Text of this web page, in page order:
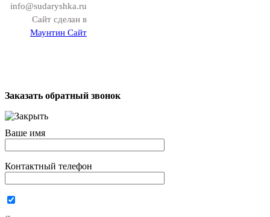
info@sudaryshka.ru
Сайт сделан в
Маунтин Сайт
Заказать обратный звонок
Ваше имя
Контактный телефон